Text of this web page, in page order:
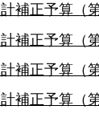
補正予算（
補正予算（
補正予算（
補正予算（